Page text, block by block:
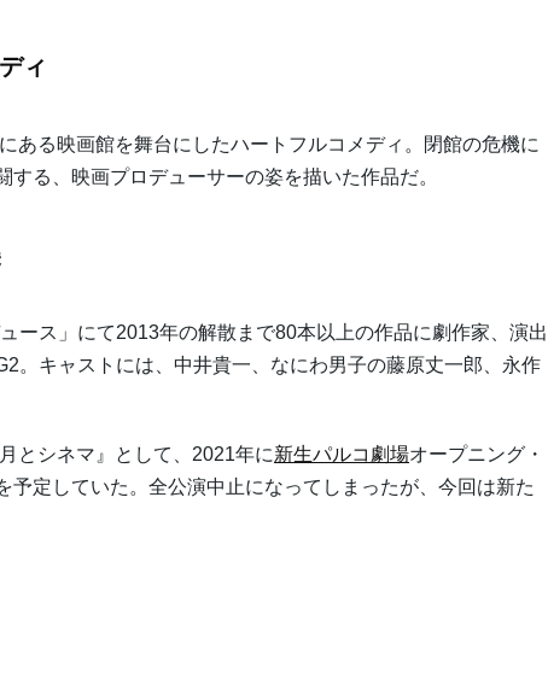
ィ
る映画館を舞台にしたハートフルコメディ。閉館の危機に
る、映画プロデューサーの姿を描いた作品だ。
ース」にて2013年の解散まで80本以上の作品に劇作家、演出
。キャストには、中井貴一、なにわ男子の藤原丈一郎、永作
とシネマ』として、2021年に新生パルコ劇場オープニング・
予定していた。全公演中止になってしまったが、今回は新た